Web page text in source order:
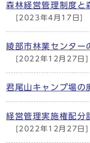
森林経営管理制度と
[2023年4月17日]
綾部市林業センター
[2022年12月27日]
君尾山キャンプ場の
経営管理実施権配分
[2022年12月27日]